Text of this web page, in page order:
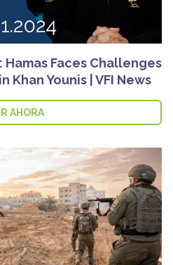
Faces Challenges
Khan Younis | VFI News
AHORA